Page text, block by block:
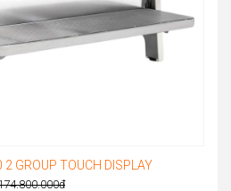
GROUP TOUCH DISPLAY
đ